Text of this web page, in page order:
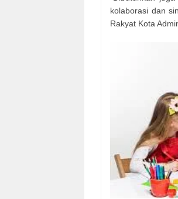
kolaborasi dan
Rakyat Kota